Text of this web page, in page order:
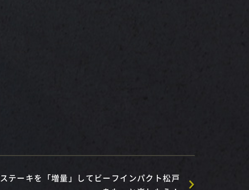
ステーキを「増量」してビーフインパクト松戸